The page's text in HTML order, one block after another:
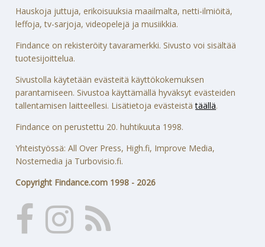
Hauskoja juttuja, erikoisuuksia maailmalta, netti-ilmiöitä,
leffoja, tv-sarjoja, videopelejä ja musiikkia.
Findance on rekisteröity tavaramerkki. Sivusto voi sisältää
tuotesijoittelua.
Sivustolla käytetään evästeitä käyttökokemuksen
parantamiseen. Sivustoa käyttämällä hyväksyt evästeiden
tallentamisen laitteellesi. Lisätietoja evästeistätäällä.
Findance on perustettu 20. huhtikuuta 1998.
Yhteistyössä: All Over Press, High.fi, Improve Media,
Nostemedia ja Turbovisio.fi.
Copyright Findance.com 1998 - 2026